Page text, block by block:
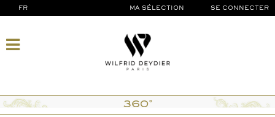
FR MA SÉLECTION SE CONNECTER
360°